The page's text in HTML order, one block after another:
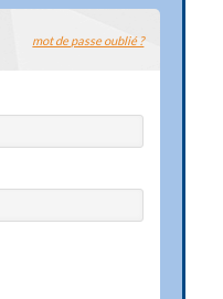
mot de passe oublié ?